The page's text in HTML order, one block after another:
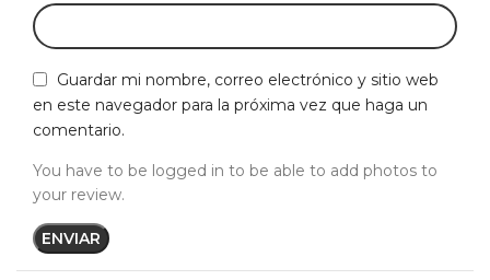
Guardar mi nombre, correo electrónico y sitio web
en este navegador para la próxima vez que haga un
comentario.
You have to be logged in to be able to add photos to
your review.